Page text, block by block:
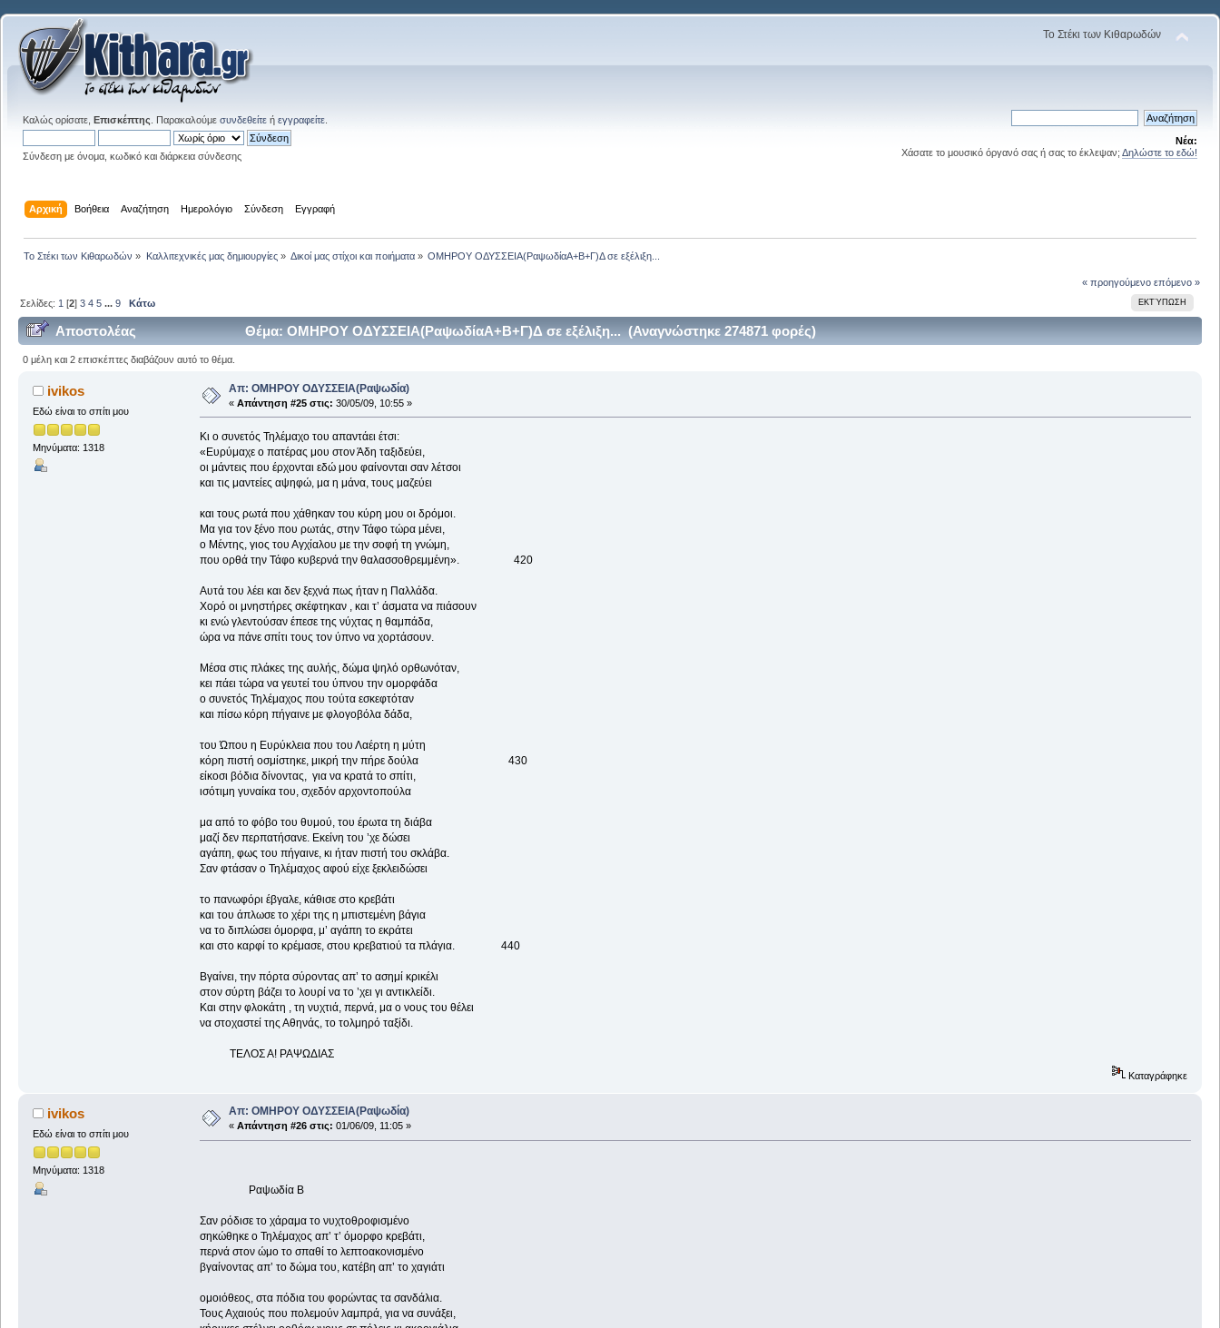
Το Στέκι των Κιθαρωδών
Καλώς ορίσατε, Επισκέπτης . Παρακαλούμε συνδεθείτε ή εγγραφείτε
Σύνδεση με όνομα, κωδικό και διάρκεια σύνδεσης
Νέα:
Χάσατε το μουσικό όργανό σας ή σας το έκλεψαν; Δηλώστε το εδώ!
Αρχική Βοήθεια Αναζήτηση Ημερολόγιο Σύνδεση Εγγραφή
Το Στέκι των Κιθαρωδών » Καλλιτεχνικές μας δημιουργίες» Δικοί μας στίχοι και ποιήματα» ΟΜΗΡΟΥ ΟΔΥΣΣΕΙΑ(ΡαψωδίαΑ+Β+Γ)Δ σε εξέλιξη...
« προηγούμενο επόμενο »
ΕΚΤΎΠΩΣΗ
Σελίδες: 1 [2]3 4 5 ...9 Κάτω
Αποστολέας Θέμα: ΟΜΗΡΟΥ ΟΔΥΣΣΕΙΑ(ΡαψωδίαΑ+Β+Γ)Δ σε εξέλιξη... (Αναγνώστηκε 274871 φορές)
0 μέλη και 2 επισκέπτες διαβάζουν αυτό το θέμα.
ivikos
Εδώ είναι το σπίτι μου
Μηνύματα: 1318
Απ: ΟΜΗΡΟΥ ΟΔΥΣΣΕΙΑ(Ραψωδία)
« Απάντηση #25 στις: 30/05/09, 10:55 »
Κι ο συνετός Τηλέμαχο του απαντάει έτσι:
«Ευρύμαχε ο πατέρας μου στον Άδη ταξιδεύει,
οι μάντεις που έρχονται εδώ μου φαίνονται σαν λέτσοι
και τις μαντείες αψηφώ, μα η μάνα, τους μαζεύει
και τους ρωτά που χάθηκαν του κύρη μου οι δρόμοι.
Μα για τον ξένο που ρωτάς, στην Τάφο τώρα μένει,
ο Μέντης, γιος του Αγχίαλου με την σοφή τη γνώμη,
που ορθά την Τάφο κυβερνά την θαλασσοθρεμμένη». 420
Αυτά του λέει και δεν ξεχνά πως ήταν η Παλλάδα.
Χορό οι μνηστήρες σκέφτηκαν , και τ’ άσματα να πιάσουν
κι ενώ γλεντούσαν έπεσε της νύχτας η θαμπάδα,
ώρα να πάνε σπίτι τους τον ύπνο να χορτάσουν.
Μέσα στις πλάκες της αυλής, δώμα ψηλό ορθωνόταν,
κει πάει τώρα να γευτεί του ύπνου την ομορφάδα
ο συνετός Τηλέμαχος που τούτα εσκεφτόταν
και πίσω κόρη πήγαινε με φλογοβόλα δάδα,
του Ώπου η Ευρύκλεια που του Λαέρτη η μύτη
κόρη πιστή οσμίστηκε, μικρή την πήρε δούλα 430
είκοσι βόδια δίνοντας, για να κρατά το σπίτι,
ισότιμη γυναίκα του, σχεδόν αρχοντοπούλα
μα από το φόβο του θυμού, του έρωτα τη διάβα
μαζί δεν περπατήσανε. Εκείνη του ’χε δώσει
αγάπη, φως του πήγαινε, κι ήταν πιστή του σκλάβα.
Σαν φτάσαν ο Τηλέμαχος αφού είχε ξεκλειδώσει
το πανωφόρι έβγαλε, κάθισε στο κρεβάτι
και του άπλωσε το χέρι της η μπιστεμένη βάγια
να το διπλώσει όμορφα, μ’ αγάπη το εκράτει
και στο καρφί το κρέμασε, στου κρεβατιού τα πλάγια. 440
Βγαίνει, την πόρτα σύροντας απ’ το ασημί κρικέλι
στον σύρτη βάζει το λουρί να το ’χει γι αντικλείδι.
Και στην φλοκάτη , τη νυχτιά, περνά, μα ο νους του θέλει
να στοχαστεί της Αθηνάς, το τολμηρό ταξίδι.
ΤΕΛΟΣ Α! ΡΑΨΩΔΙΑΣ
Καταγράφηκε
ivikos
Εδώ είναι το σπίτι μου
Μηνύματα: 1318
Απ: ΟΜΗΡΟΥ ΟΔΥΣΣΕΙΑ(Ραψωδία)
« Απάντηση #26 στις: 01/06/09, 11:05 »
Ραψωδία Β
Σαν ρόδισε το χάραμα το νυχτοθροφισμένο
σηκώθηκε ο Τηλέμαχος απ’ τ’ όμορφο κρεβάτι,
περνά στον ώμο το σπαθί το λεπτοακονισμένο
βγαίνοντας απ’ το δώμα του, κατέβη απ’ το χαγιάτι
ομοιόθεος, στα πόδια του φορώντας τα σανδάλια.
Τους Αχαιούς που πολεμούν λαμπρά, για να συνάξει,